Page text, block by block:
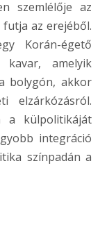
szemlélője az
az erejéből.
Korán-égető
amelyik
bolygón, akkor
elzárkózásról.
a külpolitikáját
integráció
színpadán a